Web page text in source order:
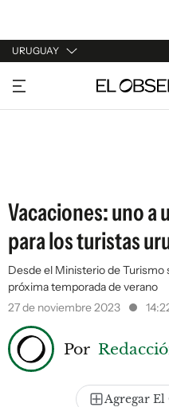
URUGUAY
URUGUAY
ARGENTINA
Vacaciones: uno a
para los turistas
Desde el Ministerio de
próxima temporada de verano
27 de noviembre 2023
Por
Agregar El